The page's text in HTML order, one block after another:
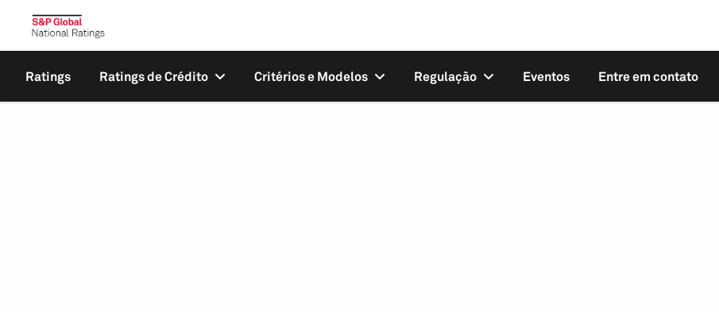
Ratings Ratings de Crédito Critérios e Modelos Regulação Eventos Entre em contato